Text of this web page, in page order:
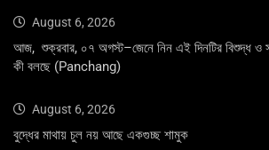
August 6, 2026
আজ, শুক্রবার, ০৭ অগস্ট–জেনে নিন এই দিনটির বিশুদ্ধ ও
কী বলছে (Panchang)
August 6, 2026
বুদ্ধের মাথায় চুল নয় আছে একগুচ্ছ শামুক